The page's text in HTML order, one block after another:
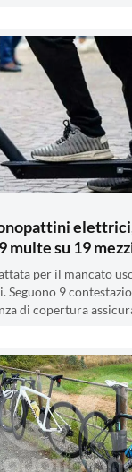
multe su 19
per il mancato
Seguono 9
di copertura